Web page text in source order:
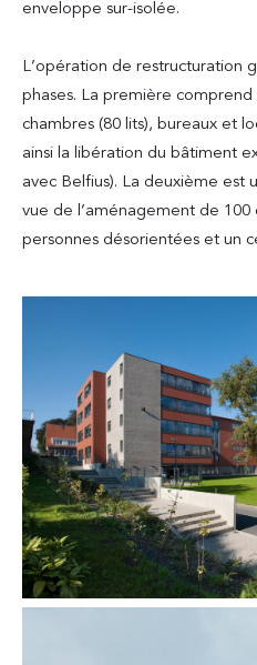
enveloppe sur-isolée.
L’opération de restructuration
phases. La première
chambres (80 lits), bureaux et
ainsi la libération du bâtiment
avec Belfius). La deuxième est
vue de l’aménagement de
personnes désorientées et un